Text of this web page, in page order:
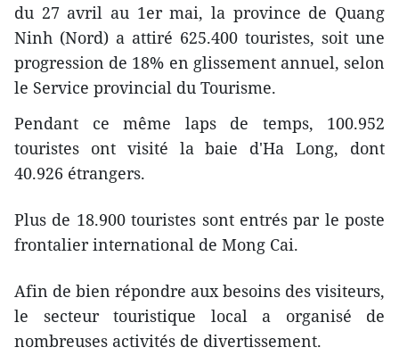
du 27 avril au 1er mai, la province de Quang
Ninh (Nord) a attiré 625.400 touristes, soit une
progression de 18% en glissement annuel, selon
le Service provincial du Tourisme.
Pendant ce même laps de temps, 100.952
touristes ont visité la baie d'Ha Long, dont
40.926 étrangers.
Plus de 18.900 touristes sont entrés par le poste
frontalier international de Mong Cai.
Afin de bien répondre aux besoins des visiteurs,
le secteur touristique local a organisé de
nombreuses activités de divertissement.